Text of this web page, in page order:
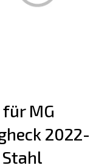
MG
2022-